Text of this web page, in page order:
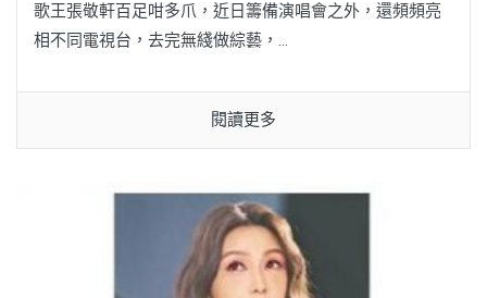
歌王張敬軒百足咁多爪，近日籌備演唱會之外，還頻頻亮
相不同電視台，去完無綫做綜藝，...
閱讀更多